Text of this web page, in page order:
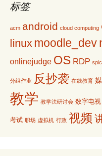
标签
acm android cloud computing
linux moodle_dev
onlinejudge OS RDP
分组作业 反抄袭 在线教育
教学 教学法研讨会 数字电视
考试 职场 虚拟机 行政 视频